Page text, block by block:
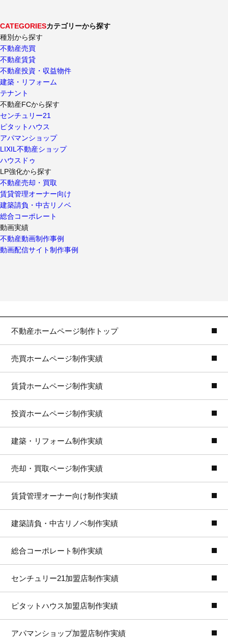
CATEGORIESカテゴリーから探す
種別から探す
不動産売買
不動産賃貸
不動産投資・収益物件
建築・リフォーム
テナント
不動産FCから探す
センチュリー21
ピタットハウス
アパマンショップ
LIXIL不動産ショップ
ハウスドゥ
LP強化から探す
不動産売却・買取
賃貸管理オーナー向け
建築請負・中古リノベ
総合コーポレート
動画実績
不動産動画制作事例
動画配信サイト制作事例
不動産ホームページ制作トップ
売買ホームページ制作実績
賃貸ホームページ制作実績
投資ホームページ制作実績
建築・リフォーム制作実績
売却・買取ページ制作実績
賃貸管理オーナー向け制作実績
建築請負・中古リノベ制作実績
総合コーポレート制作実績
センチュリー21加盟店制作実績
ピタットハウス加盟店制作実績
アパマンショップ加盟店制作実績